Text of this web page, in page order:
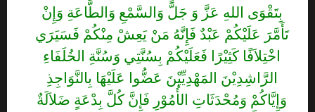
بِتَقْوَى اللهِ عَزَّ وَ جَلَّ وَالسَّمْعِ وَالطَّاعَةِ وَإِنْ
تَأَمَّرَ عَلَيْكُمْ عَبْدٌ فَإِنَّهُ مَنْ يَعِشْ مِنْكُمْ فَسَيَرَي
اخْتِلاَفًا كَثِيْرًا فَعَلَيْكُمْ بِسُنَّتِي وَسُنَّةِ الخُلَفَاءِ
الرَّاشِدِيْنَ المَهْدِيِّيْنَ عَضُّوا عَلَيْهَا بِالنَّوَاجِذِ
وَإِيَّاكُمْ وَمُحْدَثَاتِ الأُمُوْرِ فَإِنَّ كُلَّ بِدْعَةٍ ضَلاَلَةٌ